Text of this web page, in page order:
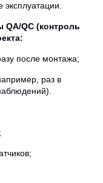
эксплуатации.
QA/QC (контроль
после монтажа;
раз в